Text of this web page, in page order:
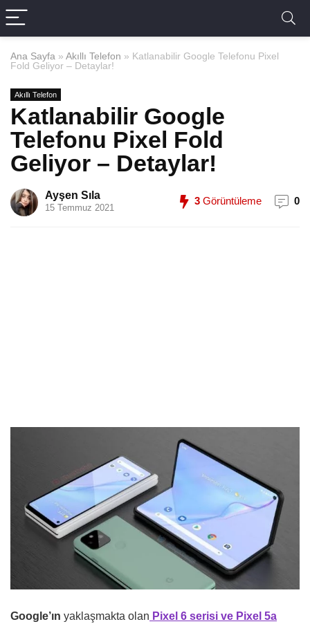
Ana Sayfa » Akıllı Telefon » Katlanabilir Google Telefonu Pixel
Fold Geliyor – Detaylar!
Akıllı Telefon
Katlanabilir Google
Telefonu Pixel Fold
Geliyor – Detaylar!
Ayşen Sıla
15 Temmuz 2021
3 Görüntüleme 0
Google’ın yaklaşmakta olan Pixel 6 serisi ve Pixel 5a